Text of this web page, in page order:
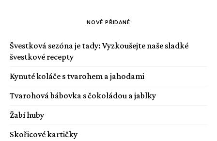
NOVĚ PŘIDANÉ
Švestková sezóna je tady: Vyzkoušejte naše sladké
švestkové recepty
Kynuté koláče s tvarohem a jahodami
Tvarohová bábovka s čokoládou a jablky
Žabí huby
Skořicové kartičky